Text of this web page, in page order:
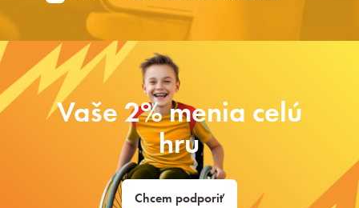
Vaše 2% menia celú
hru
Chcem podporiť